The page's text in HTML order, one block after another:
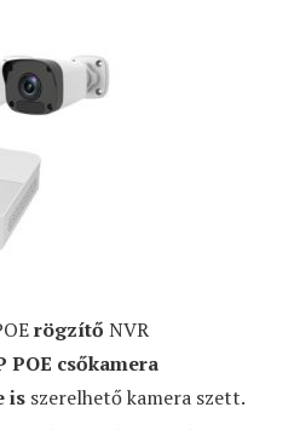
rögzítő NVR
POE csőkamera
is szerelhető kamera szett.